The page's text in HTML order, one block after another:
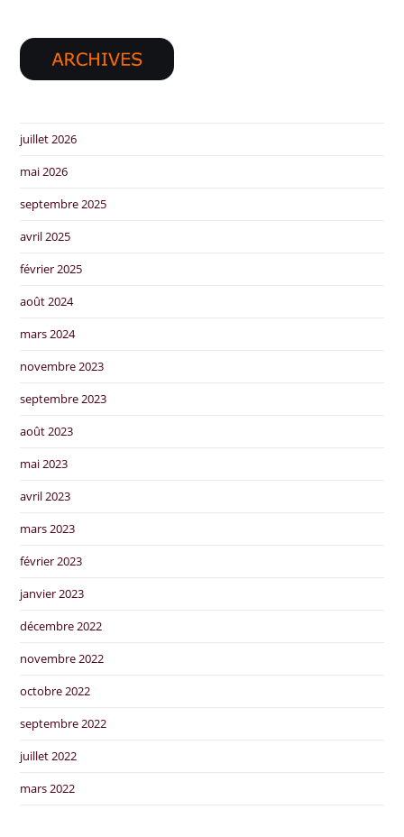
juillet 2026
mai 2026
septembre 2025
avril 2025
février 2025
août 2024
mars 2024
novembre 2023
septembre 2023
août 2023
mai 2023
avril 2023
mars 2023
février 2023
janvier 2023
décembre 2022
novembre 2022
octobre 2022
septembre 2022
juillet 2022
mars 2022